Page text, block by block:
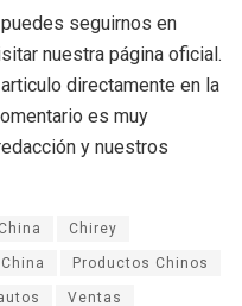
seguirnos en
nuestra página oficial.
directamente en la
es muy
y nuestros
China Chirey
Productos Chinos
Ventas